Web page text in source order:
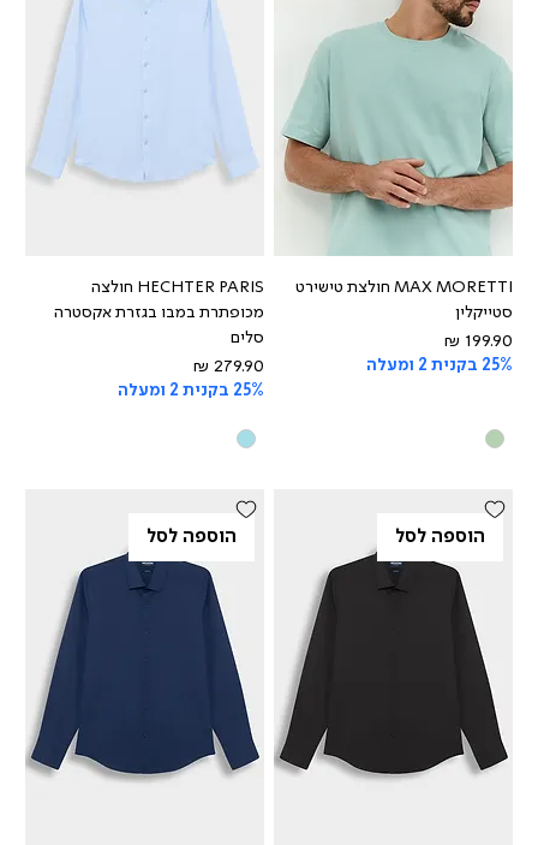
MAX MORETTI חולצת טישירט
סטייקלין
מחיר
25% בקנית 2 ומעלה
HECHTER PARIS חולצה
מכופתרת במבו בגזרת אקסטרה
סלים
מחיר
25% בקנית 2 ומעלה
הוספה לסל הוספה לסל